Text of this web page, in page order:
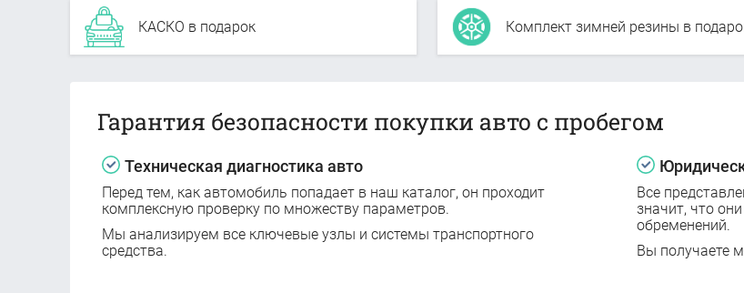
КАСКО в подарок Комплект зимней резины в
Гарантия безопасности покупки авто с пробегом
Техническая диагностика авто
Перед тем, как автомобиль попадает в наш каталог, он проходит
комплексную проверку по множеству параметров.
Мы анализируем все ключевые узлы и системы транспортного
средства.
Все
значит, что
обременений.
Вы получаете